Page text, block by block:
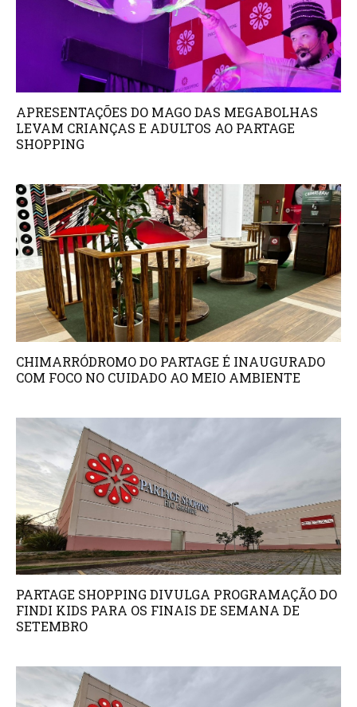
APRESENTAÇÕES DO MAGO DAS MEGABOLHAS
LEVAM CRIANÇAS E ADULTOS AO PARTAGE
SHOPPING
CHIMARRÓDROMO DO PARTAGE É INAUGURADO
COM FOCO NO CUIDADO AO MEIO AMBIENTE
PARTAGE SHOPPING DIVULGA PROGRAMAÇÃO DO
FINDI KIDS PARA OS FINAIS DE SEMANA DE
SETEMBRO